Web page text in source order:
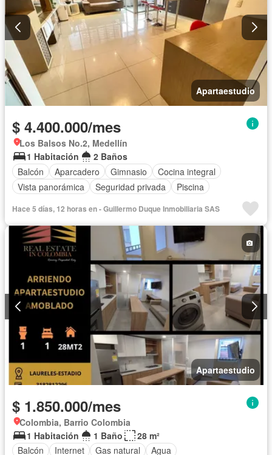
Apartaestudio
$ 4.400.000/mes
Los Balsos No.2, Medellín
1 Habitación
2 Baños
Balcón
Aparcadero Gimnasio
Cocina integral
Vista panorámica
Seguridad privada Piscina
Hace 5 días, 12 horas en - Guillermo Duque Inmobiliaria SAS
Apartaestudio
$ 1.850.000/mes
Colombia, Barrio Colombia
1 Habitación
1 Baño
28 m²
Balcón
Internet Gas natural Agua